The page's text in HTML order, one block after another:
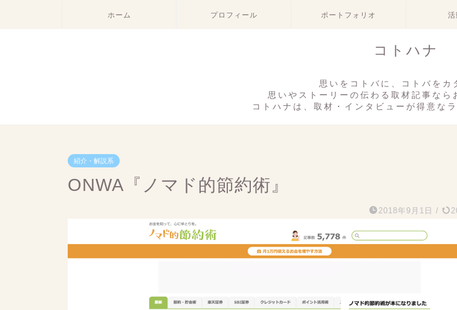
ホーム プロフィール ポートフォリオ
コトハナ
思いをコトバに、コトバをカ
思いやストーリーの伝わる取材記事なら
コトハナは、取材・インタビューが得意な
紹介・解説系
ONWA『ノマド的節約術』
2018年9月1日 /